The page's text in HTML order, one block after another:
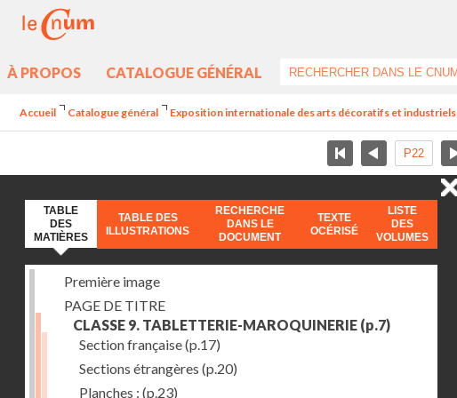
À PROPOS CATALOGUE GÉNÉRAL
Accueil Catalogue général Exposition internationale des arts décoratifs et industriels
TABLE
DES
MATIÈRES
TABLE DES
ILLUSTRATIONS
RECHERCHE
DANS LE
DOCUMENT
TEXTE
OCÉRISÉ
LISTE
DES
VOLUMES
Première image
PAGE DE TITRE
CLASSE 9. TABLETTERIE-MAROQUINERIE (p.7)
Section française(p.17)
Sections étrangères (p.20)
Planches : (p.23)